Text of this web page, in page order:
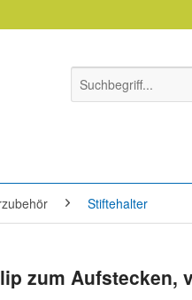
Stiftehalter
zum Aufstecken,